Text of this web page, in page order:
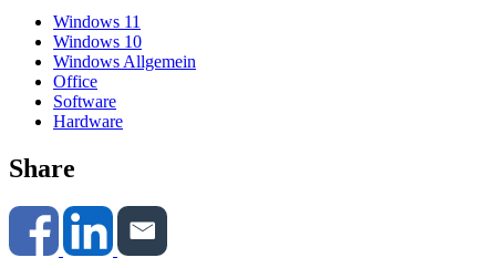
Windows 11
Windows 10
Windows Allgemein
Office
Software
Hardware
Share